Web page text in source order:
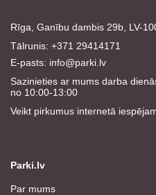
Rīga, Ganību dambis 29b, LV-
Tālrunis: +371 29414171
E-pasts: info@parki.lv
Sazinieties ar mums darba
no 10:00-13:00
Veikt pirkumus internetā
Parki.lv
Par mums